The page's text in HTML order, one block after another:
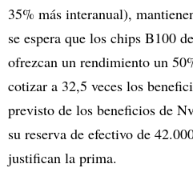
35% más interanual),
se espera que los chips B100
ofrezcan un rendimiento un
cotizar a 32,5 veces los
previsto de los beneficios de
su reserva de efectivo de
justifican la prima.